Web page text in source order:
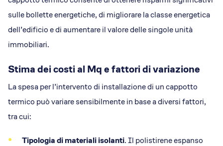
sulle bollette energetiche, di migliorare la classe energetica
dell’edificio e di aumentare il valore delle singole unità
immobiliari.
Stima dei costi al Mq e fattori di variazione
La spesa per l’intervento di installazione di un cappotto
termico può variare sensibilmente in base a diversi fattori,
tra cui:
Tipologia di materiali isolanti. Il polistirene espanso